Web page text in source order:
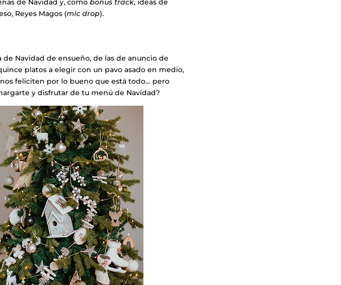
de Navidad y, comobonus track, ideas de
Reyes Magos (mic drop).
Navidad de ensueño, de las de anuncio de
platos a elegir con un pavo asado en medio,
nos feliciten por lo bueno que está todo… pero
y disfrutar de tu menú de Navidad?